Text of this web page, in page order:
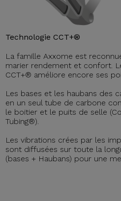
Technologie CCT+®
La famille Axxome est
marier rendement et confort.
CCT+® améliore encore ses
Les bases et les haubans des
en un seul tube de carbone
le boitier et le puits de selle
Tubing®).
Les vibrations crées par les
sont diffusées sur toute la
(bases + Haubans) pour une